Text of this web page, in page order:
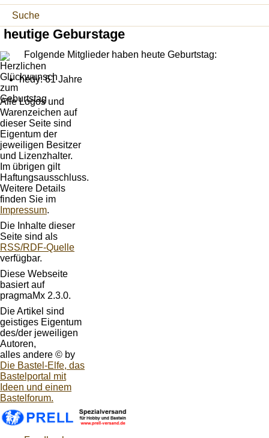
Suche
heutige Geburstage
Folgende Mitglieder haben heute Geburtstag:
hedy: 61 Jahre
Alle Logos und
Warenzeichen auf
dieser Seite sind
Eigentum der
jeweiligen Besitzer
und Lizenzhalter.
Im übrigen gilt
Haftungsausschluss.
Weitere Details
finden Sie im
Impressum.
Die Inhalte dieser
Seite sind als
RSS/RDF-Quelle
verfügbar.
Diese Webseite
basiert auf
pragmaMx 2.3.0.
Die Artikel sind
geistiges Eigentum
des/der jeweiligen
Autoren,
alles andere © by
Die Bastel-Elfe, das
Bastelportal mit
Ideen und einem
Bastelforum.